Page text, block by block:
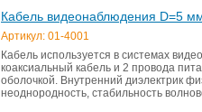
Кабель видеонаблюдения D=5
Артикул: 01-4001
Кабель используется в системах
коаксиальный кабель и 2 провода
оболочкой. Внутренний диэлектрик
неоднородность, стабильность